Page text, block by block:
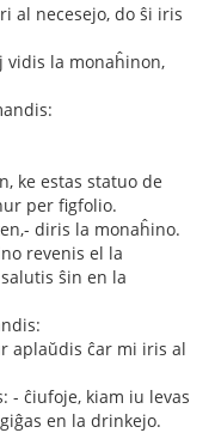
al necesejo, do ŝi iris
vidis la monaĥinon,
ke estas statuo de
per figfolio.
diris la monaĥino.
revenis el la
ŝin en la
aplaŭdis ĉar mi iris al
- ĉiufoje, kiam iu levas
en la drinkejo.